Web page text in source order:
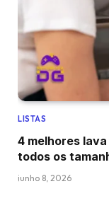
LISTAS
4 melhores
todos os
junho 8, 2026